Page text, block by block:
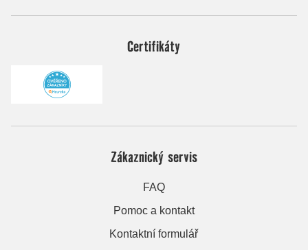
Certifikáty
Zákaznický servis
FAQ
Pomoc a kontakt
Kontaktní formulář